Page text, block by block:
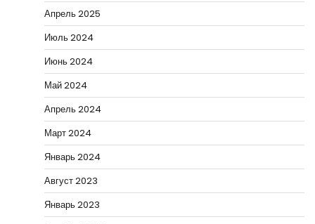
Апрель 2025
Июль 2024
Июнь 2024
Май 2024
Апрель 2024
Март 2024
Январь 2024
Август 2023
Январь 2023